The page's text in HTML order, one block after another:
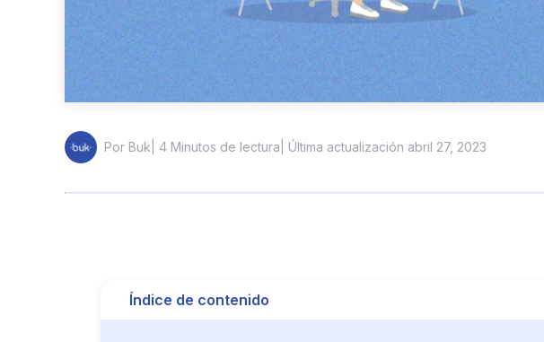
Por Buk | 4 Minutos de lectura | Última actualización abril 27, 2023
Índice de contenido